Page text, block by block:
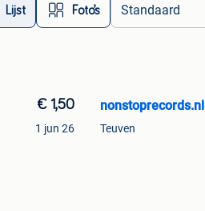
Lijst Foto’s
€ 1,50
1 jun 26
nonstoprecords.nl
Teuven